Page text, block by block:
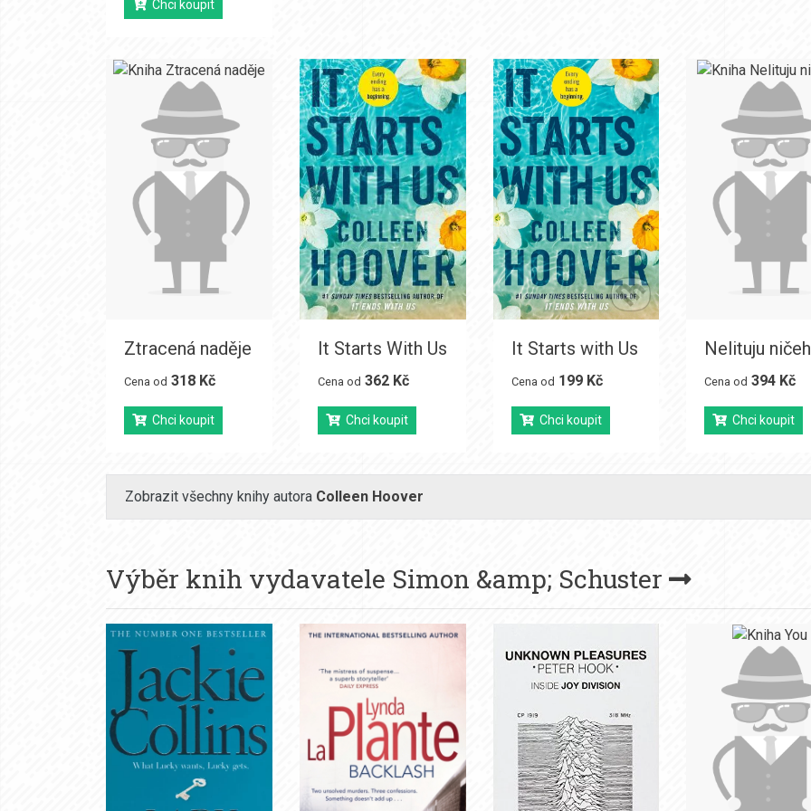
Chci koupit
Ztracená naděje
Cena od 318 Kč
Chci koupit
It Starts With Us
Cena od 362 Kč
Chci koupit
It Starts with Us
Cena od 199 Kč
Chci koupit
Nelituju
Cena od 394 Kč
Chci koupit
Zobrazit všechny knihy autora Colleen Hoover
Výběr knih vydavatele Simon &amp; Schuster